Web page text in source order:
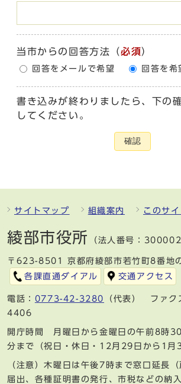
当市からの回答方法 （必須）
回答をメールで希望 回答を希
書き込みが終わりましたら、下の
してください。
確認
サイトマップ 組織案内 このサ
綾部市役所 （法人番号：
〒623-8501 京都府綾部市若竹町8番地
各課直通ダイアル
交通アクセス
電話： 0773-42-3280
（代表） ファ
4406
開庁時間 月曜日から金曜日の午前8時
分まで（祝日・休日・12月29日から1月3
（注意）木曜日は午後7時まで窓口延長
届出、各種証明書の発行、市税などの納入